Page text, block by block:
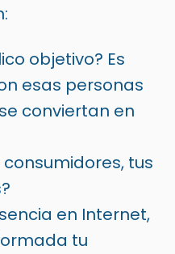
objetivo? Es
esas personas
conviertan en
tus
en Internet,
tu